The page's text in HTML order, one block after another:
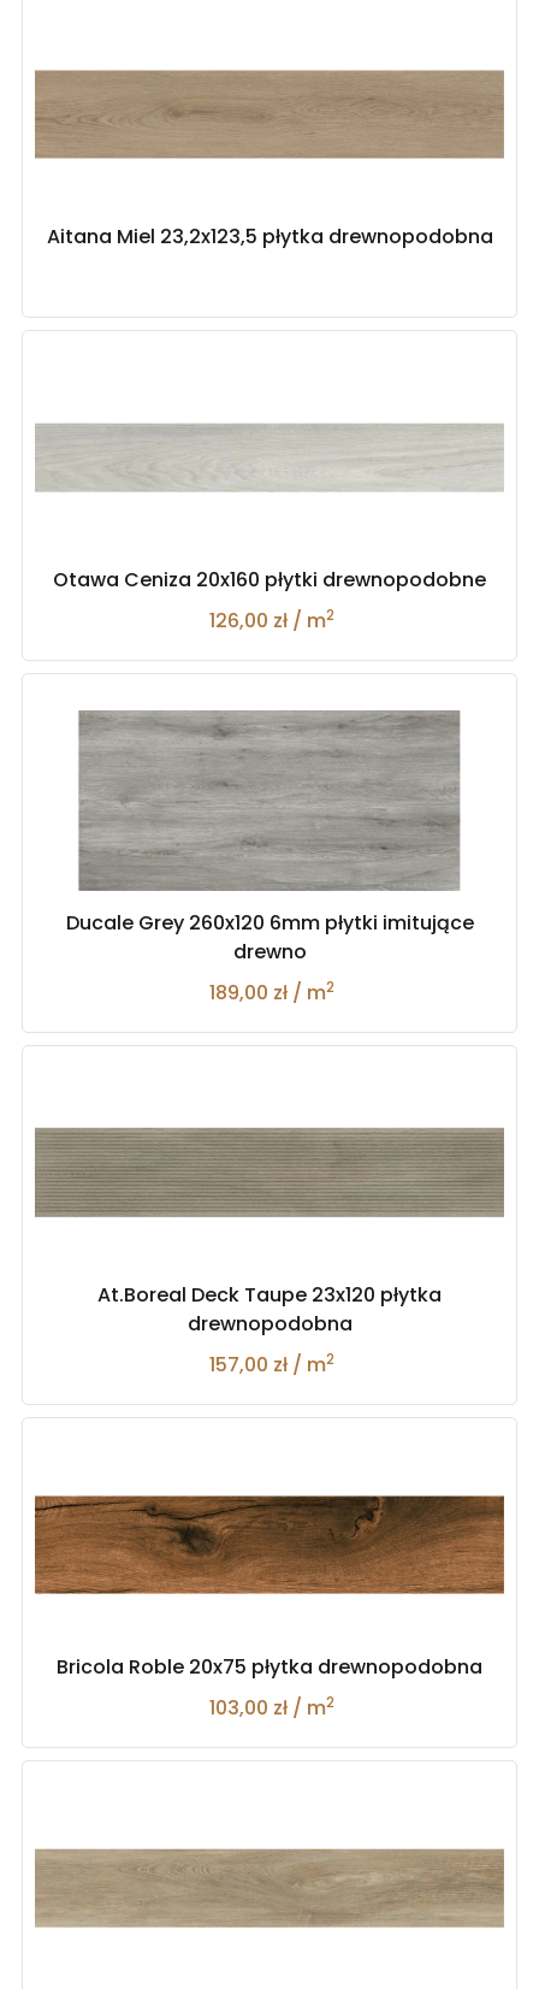
Aitana Miel 23,2x123,5 płytka drewnopodobna
Otawa Ceniza 20x160 płytki drewnopodobne
126,00 zł / m2
Ducale Grey 260x120 6mm płytki imitujące
drewno
189,00 zł / m2
At.Boreal Deck Taupe 23x120 płytka
drewnopodobna
157,00 zł / m2
Bricola Roble 20x75 płytka drewnopodobna
103,00 zł / m2